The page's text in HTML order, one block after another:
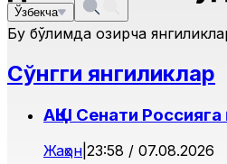
Ўзбекча
Бу бўлимда ҳозирча
Сўнгги янгиликлар
АҚШ Сенати
Жаҳон 23:58 / 07.08.2026